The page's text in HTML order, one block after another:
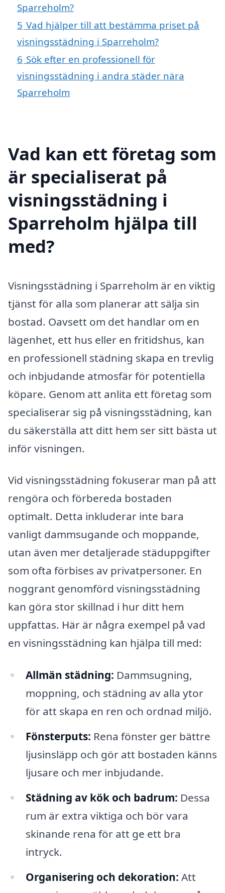
Sparreholm?
5 Vad hjälper till att bestämma priset på
visningsstädning i Sparreholm?
6 Sök efter en professionell för
visningsstädning i andra städer nära
Sparreholm
Vad kan ett företag som
är specialiserat på
visningsstädning i
Sparreholm hjälpa till
med?
Visningsstädning i Sparreholm är en viktig
tjänst för alla som planerar att sälja sin
bostad. Oavsett om det handlar om en
lägenhet, ett hus eller en fritidshus, kan
en professionell städning skapa en trevlig
och inbjudande atmosfär för potentiella
köpare. Genom att anlita ett företag som
specialiserar sig på visningsstädning, kan
du säkerställa att ditt hem ser sitt bästa ut
inför visningen.
Vid visningsstädning fokuserar man på att
rengöra och förbereda bostaden
optimalt. Detta inkluderar inte bara
vanligt dammsugande och moppande,
utan även mer detaljerade städuppgifter
som ofta förbises av privatpersoner. En
noggrant genomförd visningsstädning
kan göra stor skillnad i hur ditt hem
uppfattas. Här är några exempel på vad
en visningsstädning kan hjälpa till med:
Allmän städning: Dammsugning,
moppning, och städning av alla ytor
för att skapa en ren och ordnad miljö.
Fönsterputs: Rena fönster ger bättre
ljusinsläpp och gör att bostaden känns
ljusare och mer inbjudande.
Städning av kök och badrum: Dessa
rum är extra viktiga och bör vara
skinande rena för att ge ett bra
intryck.
Organisering och dekoration: Att